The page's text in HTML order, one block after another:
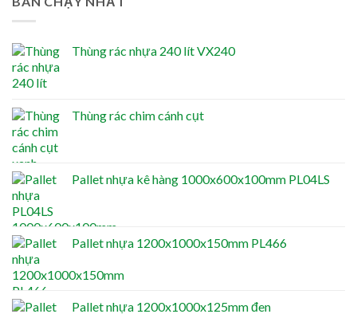
Thùng rác nhựa 240 lít VX240
Thùng rác chim cánh cụt
Pallet nhựa kê hàng 1000x600x100mm PL04LS
Pallet nhựa 1200x1000x150mm PL466
Pallet nhựa 1200x1000x125mm đen